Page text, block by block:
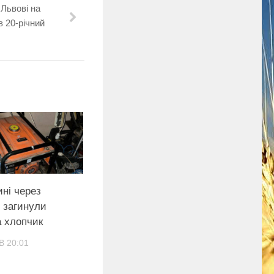
на
20-річний
через
загинули
хлопчик
20:01